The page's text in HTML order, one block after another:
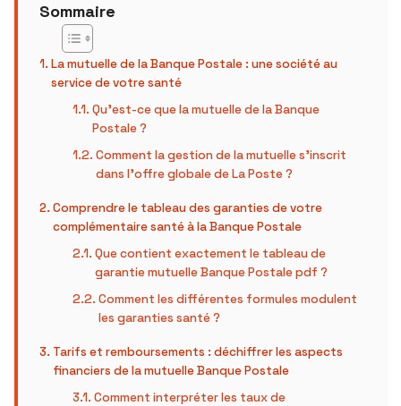
Sommaire
La mutuelle de la Banque Postale : une société au
service de votre santé
Qu’est-ce que la mutuelle de la Banque
Postale ?
Comment la gestion de la mutuelle s’inscrit
dans l’offre globale de La Poste ?
Comprendre le tableau des garanties de votre
complémentaire santé à la Banque Postale
Que contient exactement le tableau de
garantie mutuelle Banque Postale pdf ?
Comment les différentes formules modulent
les garanties santé ?
Tarifs et remboursements : déchiffrer les aspects
financiers de la mutuelle Banque Postale
Comment interpréter les taux de